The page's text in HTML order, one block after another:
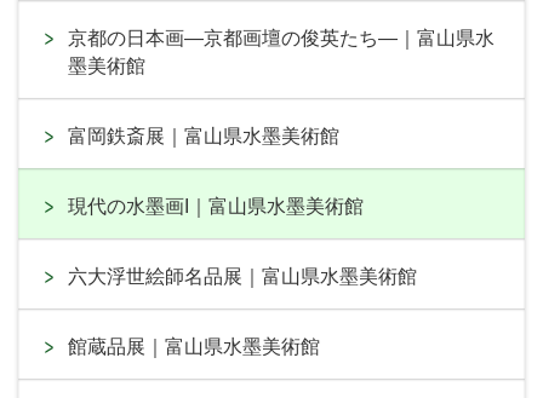
京都の日本画―京都画壇の俊英たち―｜富山県水
墨美術館
富岡鉄斎展｜富山県水墨美術館
現代の水墨画I｜富山県水墨美術館
六大浮世絵師名品展｜富山県水墨美術館
館蔵品展｜富山県水墨美術館